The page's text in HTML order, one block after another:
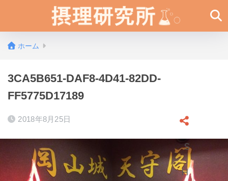
ホーム
3CA5B651-DAF8-4D41-82DD-
FF5775D17189
2018年8月25日